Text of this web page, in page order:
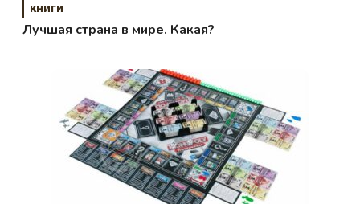
книги
Лучшая страна в мире. Какая?